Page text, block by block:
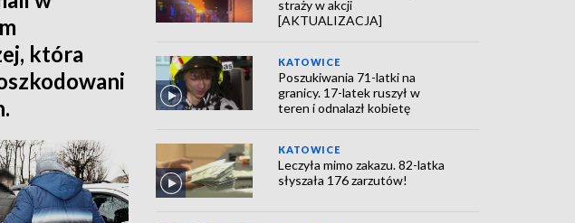
która
straży w akcji
[AKTUALIZACJA]
KATOWICE
Poszukiwania 71-latki na
granicy. 17-latek ruszył w
teren i odnalazł kobietę
KATOWICE
Leczyła mimo zakazu. 82-latka
słyszała 176 zarzutów!